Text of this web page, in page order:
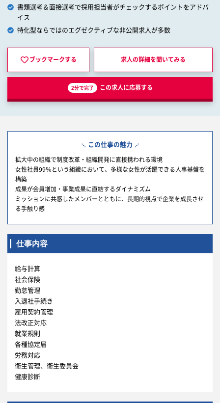
書類選考＆面接選考で採用担当者がチェックするポイントをアドバ
イス
特化型ならではのエグゼクティブな非公開求人が多数
ブックマークする 求人の詳細を聞いてみる
2分で完了 この求人に応募する
この仕事の魅力
拡大中の組織で制度改革・組織開発に直接携われる環境
女性社員99％という組織において、多様な女性が活躍できる人事基盤を
構築
成果が会員増加・事業成果に直結するダイナミズム
ミッションに共感したメンバーとともに、長期的視点で企業を成長させ
る手触り感
仕事内容
給与計算
社会保険
勤怠管理
入退社手続き
雇用契約管理
法改正対応
就業規則
各種協定届
労務対応
衛生管理、衛生委員会
健康診断